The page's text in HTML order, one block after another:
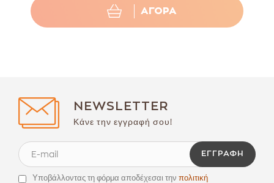
ΑΓΟΡΑ
NEWSLETTER
Κάνε την εγγραφή σου!
ΕΓΓΡΑΦΉ
Υποβάλλοντας τη φόρμα αποδέχεσαι την πολιτική